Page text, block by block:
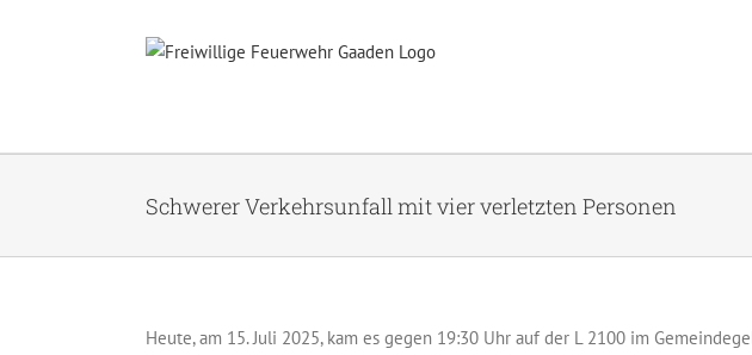
Schwerer Verkehrsunfall mit vier verletzten Personen
Heute, am 15. Juli 2025, kam es gegen 19:30 Uhr auf der L 2100 im